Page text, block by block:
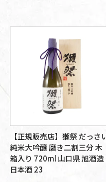
【正規販売店】獺祭 だっさ
純米大吟醸 磨き二割三分 木
箱入り 720ml 山口県 旭酒造
日本酒 23